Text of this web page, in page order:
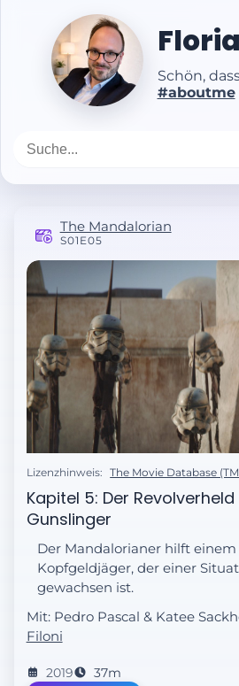
Schön,
#aboutme
The Mandalorian
S01E05
Lizenzhinweis: The Movie Database
Kapitel 5: Der
Gunslinger
Der Mandalorianer hilft
Kopfgeldjäger, der einer
gewachsen ist.
Mit: Pedro Pascal & Katee
Filoni
2019 37m